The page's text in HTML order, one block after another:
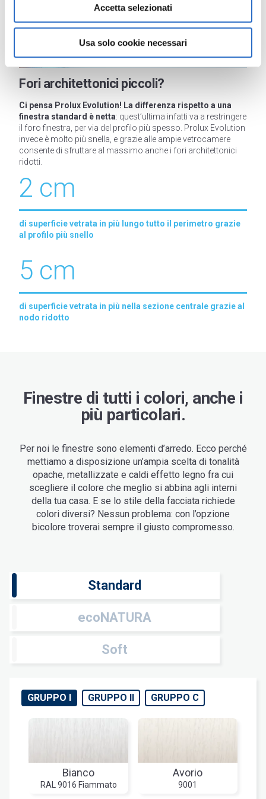
Accetta selezionati
Usa solo cookie necessari
Fori architettonici piccoli?
Ci pensa Prolux Evolution! La differenza rispetto a una
finestra standard è netta: quest’ultima infatti va a restringere
il foro finestra, per via del profilo più spesso. Prolux Evolution
invece è molto più snella, e grazie alle ampie vetrocamere
consente di sfruttare al massimo anche i fori architettonici
ridotti.
2 cm
di superficie vetrata in più lungo tutto il perimetro grazie
al profilo più snello
5 cm
di superficie vetrata in più nella sezione centrale grazie al
nodo ridotto
Finestre di tutti i colori, anche i
più particolari.
Per noi le finestre sono elementi d’arredo. Ecco perché
mettiamo a disposizione un’ampia scelta di tonalità
opache, metallizzate e caldi effetto legno fra cui
scegliere il colore che meglio si abbina agli interni
della tua casa. E se lo stile della facciata richiede
colori diversi? Nessun problema: con l’opzione
bicolore troverai sempre il giusto compromesso.
Standard
ecoNATURA
Soft
GRUPPO I GRUPPO II GRUPPO C
Bianco
RAL 9016 Fiammato
Avorio
9001